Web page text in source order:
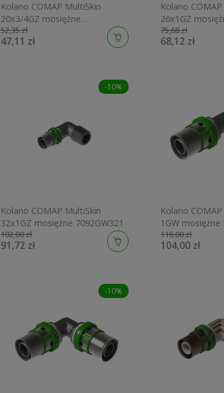
Kolano COMAP MultiSkin
20x3/4GZ mosiężne
7092GW2034
52,35 zł
47,11 zł
Kolano
26x1GZ
75,68 zł
68,12 zł
-10%
Kolano COMAP MultiSkin
32x1GZ mosiężne 7092GW321
102,00 zł
91,72 zł
Kolano
1GW mosiężne
116,00 zł
104,00 zł
-10%